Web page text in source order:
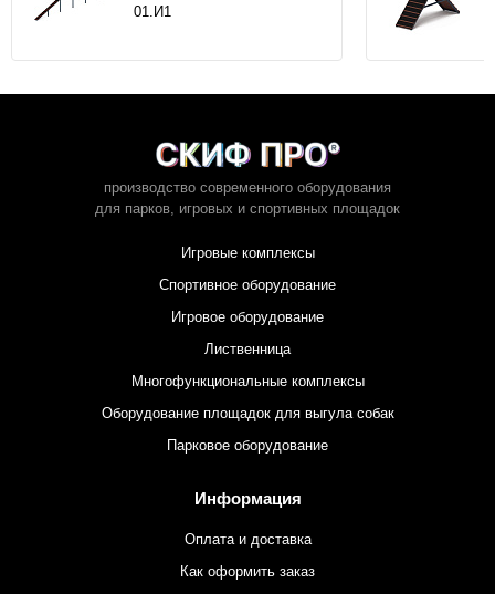
01.И1
производство современного оборудования
для парков, игровых и спортивных площадок
Игровые комплексы
Спортивное оборудование
Игровое оборудование
Лиственница
Многофункциональные комплексы
Оборудование площадок для выгула собак
Парковое оборудование
Информация
Оплата и доставка
Как оформить заказ